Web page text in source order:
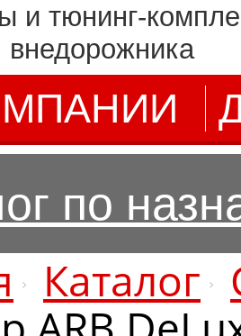
и тюнинг-
внедорожника
по
Каталог